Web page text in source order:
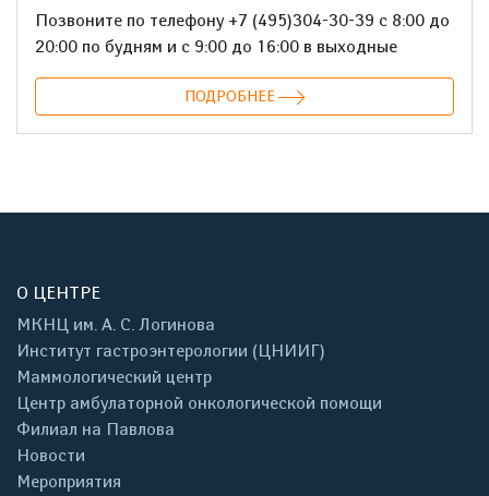
Позвоните по телефону +7 (495)304-30-39 с 8:00 до
20:00 по будням и с 9:00 до 16:00 в выходные
ПОДРОБНЕЕ
О ЦЕНТРЕ
МКНЦ им. А. С. Логинова
Институт гастроэнтерологии (ЦНИИГ)
Маммологический центр
Центр амбулаторной онкологической помощи
Филиал на Павлова
Новости
Мероприятия